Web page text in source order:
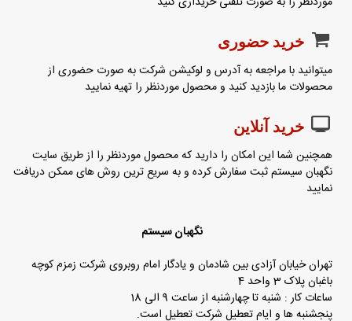
خرید حضوری
میتوانید با مراجعه به آدرس و لوکیشن شرکت به صورت حضوری از
محصولات ما بازدید کنید و محصول موردنظر را تهیه نمایید
خرید آنلاین
همچنین شما این امکان را دارید که محصول موردنظر را از طریق سایت
نگهبان سیستم ثبت سفارش کرده و به سریع ترین روش های ممکن دریافت
نمایید
نگهبان سیستم
تهران خیابان آزادی بین شادمان و یادگار امام روبروی شرکت زمزم کوچه
باغبان پلاک 3 واحد 4
ساعات کار : شنبه تا چهارشنبه از ساعت 9 الی 18
پنجشنبه ها و ایام تعطیل شرکت تعطیل است.